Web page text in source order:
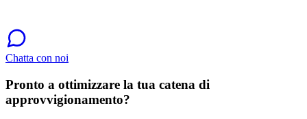
Chatta con noi
Pronto a ottimizzare la tua catena di
approvvigionamento?